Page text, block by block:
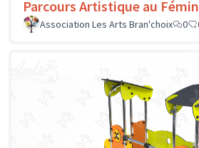
Parcours Artistique au
Association Les Arts Bran'choix
0